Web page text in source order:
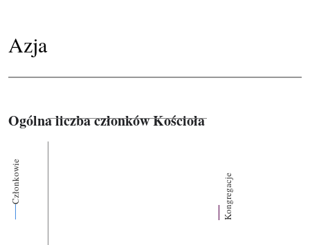
Azja
Ogólna liczba członków Kościoła
Członkowie Kongregacje